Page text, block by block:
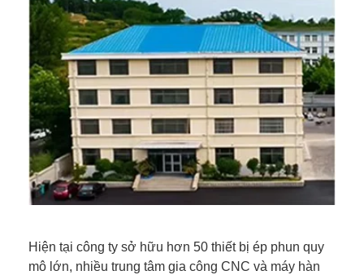
Hiện tại công ty sở hữu hơn 50 thiết bị ép phun quy
mô lớn, nhiều trung tâm gia công CNC và máy hàn